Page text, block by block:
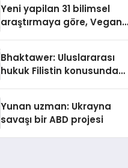
Yeni yapilan 31 bilimsel
araştırmaya göre, Vegan
Sindirildiğini Ortaya Koydu
Bhaktawer: Uluslararası
hukuk Filistin konusunda
Yunan uzman: Ukrayna
savaşı bir ABD projesi